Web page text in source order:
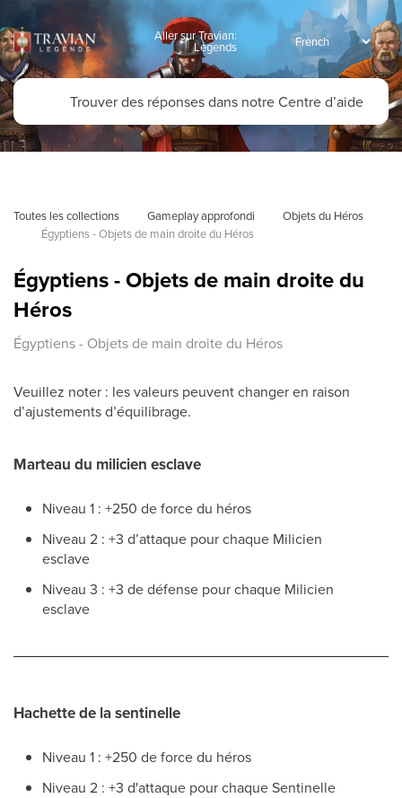
Aller sur Travian:
Legends
Toutes les collections Gameplay approfondi
Objets du Héros
Égyptiens - Objets de main droite du Héros
Égyptiens - Objets de main droite du
Héros
Égyptiens - Objets de main droite du Héros
Veuillez noter : les valeurs peuvent changer en raison
d’ajustements d’équilibrage.
Marteau du milicien esclave
Niveau 1 : +250 de force du héros
Niveau 2 : +3 d’attaque pour chaque Milicien
esclave
Niveau 3 : +3 de défense pour chaque Milicien
esclave
Hachette de la sentinelle
Niveau 1 : +250 de force du héros
Niveau 2 : +3 d'attaque pour chaque Sentinelle